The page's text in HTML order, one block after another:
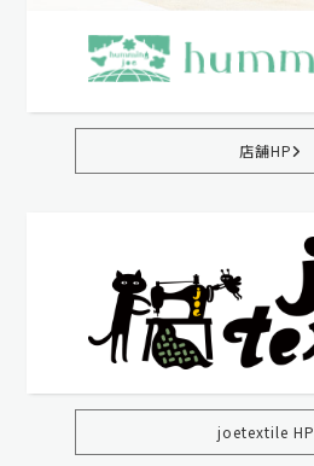
店舗HP
joetextile HP